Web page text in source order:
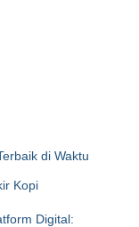
di Waktu
Kopi
Digital: